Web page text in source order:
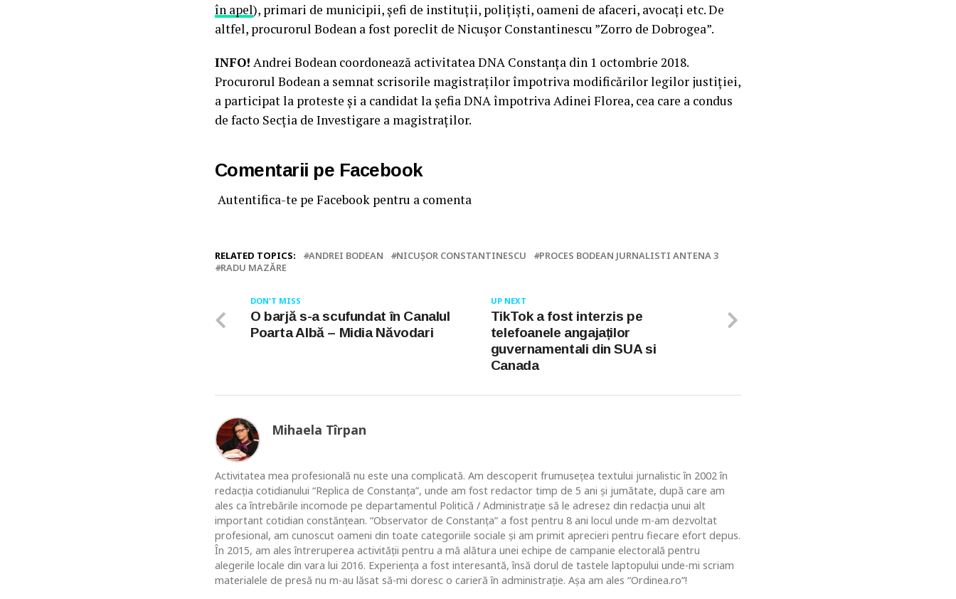
în apel), primari de municipii, șefi de instituții, polițiști, oameni de afaceri, avocați etc. De
altfel, procurorul Bodean a fost poreclit de Nicușor Constantinescu ”Zorro de Dobrogea”.
INFO! Andrei Bodean coordonează activitatea DNA Constanța din 1 octombrie 2018.
Procurorul Bodean a semnat scrisorile magistraților împotriva modificărilor legilor justiției,
a participat la proteste și a candidat la șefia DNA împotriva Adinei Florea, cea care a condus
de facto Secția de Investigare a magistraților.
Comentarii pe Facebook
Autentifica-te pe Facebook pentru a comenta
RELATED TOPICS: ANDREI BODEAN NICUŞOR CONSTANTINESCU
PROCES BODEAN JURNALISTI ANTENA 3
RADU MAZĂRE
UP NEXT
TikTok a fost interzis pe
telefoanele angajaților
guvernamentali din SUA si
Canada
DON'T MISS
O barjă s-a scufundat în Canalul
Poarta Albă – Midia Năvodari
Mihaela Tîrpan
Activitatea mea profesională nu este una complicată. Am descoperit frumusețea textului jurnalistic în 2002 în
redacția cotidianului “Replica de Constanța”, unde am fost redactor timp de 5 ani și jumătate, după care am
ales ca întrebările incomode pe departamentul Politică / Administrație să le adresez din redacția unui alt
important cotidian constănțean. “Observator de Constanța” a fost pentru 8 ani locul unde m-am dezvoltat
profesional, am cunoscut oameni din toate categoriile sociale și am primit aprecieri pentru fiecare efort depus.
În 2015, am ales întreruperea activității pentru a mă alătura unei echipe de campanie electorală pentru
alegerile locale din vara lui 2016. Experiența a fost interesantă, însă dorul de tastele laptopului unde-mi scriam
materialele de presă nu m-au lăsat să-mi doresc o carieră în administrație. Așa am ales “Ordinea.ro”!